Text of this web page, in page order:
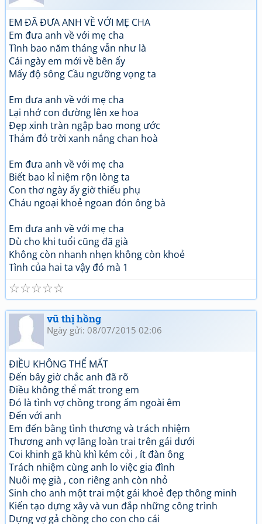
EM ĐÃ ĐƯA ANH VỀ VỚI MẸ CHA
Em đưa anh về với mẹ cha
Tình bao năm tháng vẫn như là
Cái ngày em mới về bên ấy
Mấy độ sông Cầu ngưỡng vọng ta
Em đưa anh về với mẹ cha
Lại nhớ con đường lên xe hoa
Đẹp xinh tràn ngập bao mong ước
Thảm đỏ trời xanh nắng chan hoà
Em đưa anh về với mẹ cha
Biết bao kỉ niệm rộn lòng ta
Con thơ ngày ấy giờ thiếu phụ
Cháu ngoại khoẻ ngoan đón ông bà
Em đưa anh về với mẹ cha
Dù cho khi tuổi cũng đã già
Không còn nhanh nhẹn không còn khoẻ
Tình của hai ta vậy đó mà 1
☆
☆
☆
☆
☆
vũ thị hồng
Ngày gửi: 08/07/2015 02:06
ĐIỀU KHÔNG THỂ MẤT
Đến bây giờ chắc anh đã rõ
Điều không thể mất trong em
Đó là tình vợ chồng trong ấm ngoài êm
Đến với anh
Em đến bằng tình thương và trách nhiệm
Thương anh vợ lăng loàn trai trên gái dưới
Coi khinh gã khù khì kém cỏi , ít đàn ông
Trách nhiệm cùng anh lo việc gia đình
Nuôi mẹ già , con riêng anh còn nhỏ
Sinh cho anh một trai một gái khoẻ đẹp thông minh
Kiến tạo dựng xây và vun đắp những công trình
Dựng vợ gả chồng cho con cho cái